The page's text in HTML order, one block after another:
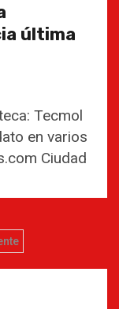
última
Tecmol
en varios
Ciudad